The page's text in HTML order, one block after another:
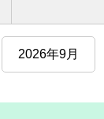
2026年9月